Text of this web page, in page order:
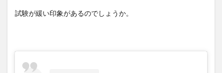
試験が緩い印象があるのでしょうか。